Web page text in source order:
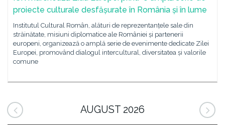
proiecte culturale desfășurate în România și în lume
Institutul Cultural Român, alături de reprezentanțele sale din
străinătate, misiuni diplomatice ale României și partenerii
europeni, organizează o amplă serie de evenimente dedicate Zilei
Europei, promovând dialogul intercultural, diversitatea și valorile
comune
AUGUST 2026